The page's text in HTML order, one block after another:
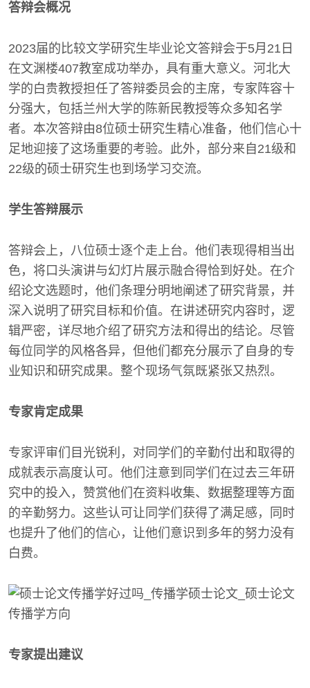
答辩会概况
2023届的比较文学研究生毕业论文答辩会于5月21日
在文渊楼407教室成功举办，具有重大意义。河北大
学的白贵教授担任了答辩委员会的主席，专家阵容十
分强大，包括兰州大学的陈新民教授等众多知名学
者。本次答辩由8位硕士研究生精心准备，他们信心十
足地迎接了这场重要的考验。此外，部分来自21级和
22级的硕士研究生也到场学习交流。
学生答辩展示
答辩会上，八位硕士逐个走上台。他们表现得相当出
色，将口头演讲与幻灯片展示融合得恰到好处。在介
绍论文选题时，他们条理分明地阐述了研究背景，并
深入说明了研究目标和价值。在讲述研究内容时，逻
辑严密，详尽地介绍了研究方法和得出的结论。尽管
每位同学的风格各异，但他们都充分展示了自身的专
业知识和研究成果。整个现场气氛既紧张又热烈。
专家肯定成果
专家评审们目光锐利，对同学们的辛勤付出和取得的
成就表示高度认可。他们注意到同学们在过去三年研
究中的投入，赞赏他们在资料收集、数据整理等方面
的辛勤努力。这些认可让同学们获得了满足感，同时
也提升了他们的信心，让他们意识到多年的努力没有
白费。
专家提出建议